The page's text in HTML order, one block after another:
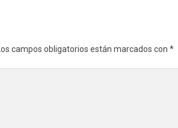
Los campos obligatorios están marcados con *